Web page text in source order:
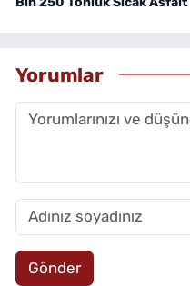
Yorumlar
Gönder